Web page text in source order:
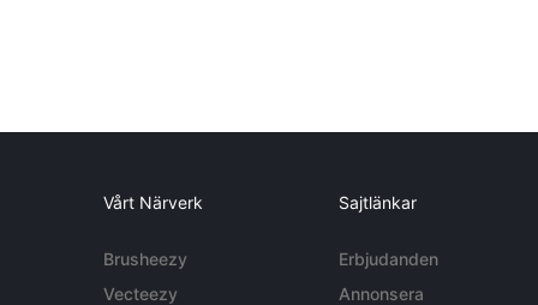
Vårt Närverk
Brusheezy
Vecteezy
Sajtlänkar
Erbjudanden
Annonsera